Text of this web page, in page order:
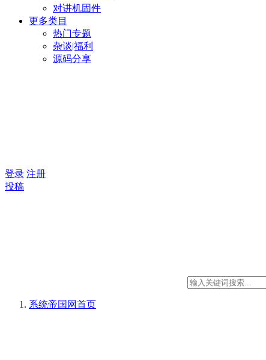
对讲机固件
更多类目
热门专题
杂谈|福利
源码分享
登录 注册
投稿
系统帝国网首页